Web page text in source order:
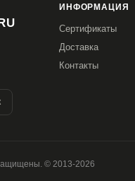
ИНФОРМАЦИЯ
Сертификаты
Доставка
Контакты
© 2013-2026